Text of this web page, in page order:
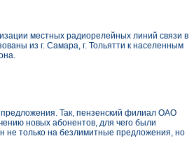
местных радиорелейных линий связи в
из г. Самара, г. Тольятти к населенным
Так, пензенский филиал ОАО
новых абонентов, для чего были
не только на безлимитные предложения, но